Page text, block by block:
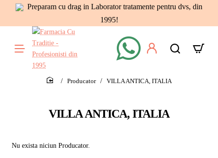
Preparam cu drag in Laborator tratamente pentru dvs, din
1995!
VILLA ANTICA, ITALIA
Producator VILLA ANTICA, ITALIA
Nu exista niciun Producator.